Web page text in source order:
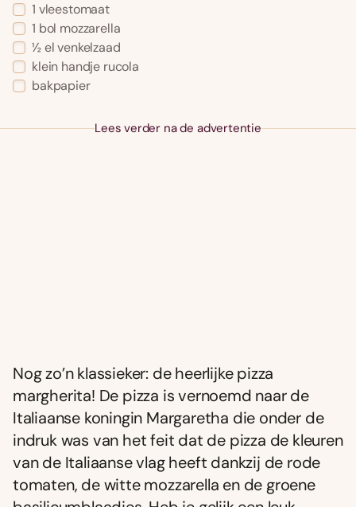
1 vleestomaat
1 bol mozzarella
½ el venkelzaad
klein handje rucola
bakpapier
Lees verder na de advertentie
Nog zo’n klassieker: de heerlijke pizza
margherita! De pizza is vernoemd naar de
Italiaanse koningin Margaretha die onder de
indruk was van het feit dat de pizza de kleuren
van de Italiaanse vlag heeft dankzij de rode
tomaten, de witte mozzarella en de groene